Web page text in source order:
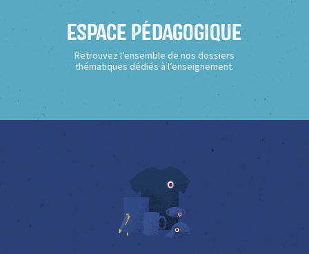
Espace Pédagogique
Retrouvez l’ensemble de nos dossiers
thématiques dédiés à l’enseignement.